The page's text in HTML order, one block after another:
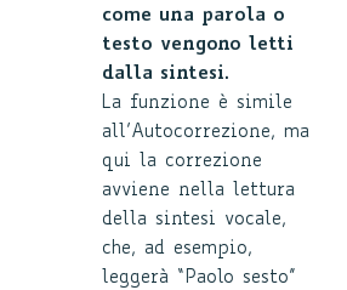
come una parola o
testo vengono letti
dalla sintesi.
La funzione è simile
all’Autocorrezione, ma
qui la correzione
avviene nella lettura
della sintesi vocale,
che, ad esempio,
leggerà “Paolo sesto”